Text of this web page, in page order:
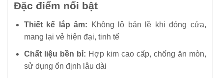
Đặc điểm nổi bật
Thiết kế lắp âm: Không lộ bản lề khi đóng cửa,
mang lại vẻ hiện đại, tinh tế
Chất liệu bền bỉ: Hợp kim cao cấp, chống ăn mòn,
sử dụng ổn định lâu dài